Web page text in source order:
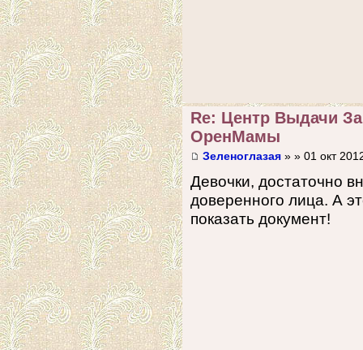
Re: Центр Выдачи
ОренМамы
Зеленоглазая » » 01 окт
Девочки, достаточно
доверенного лица. А
показать документ!